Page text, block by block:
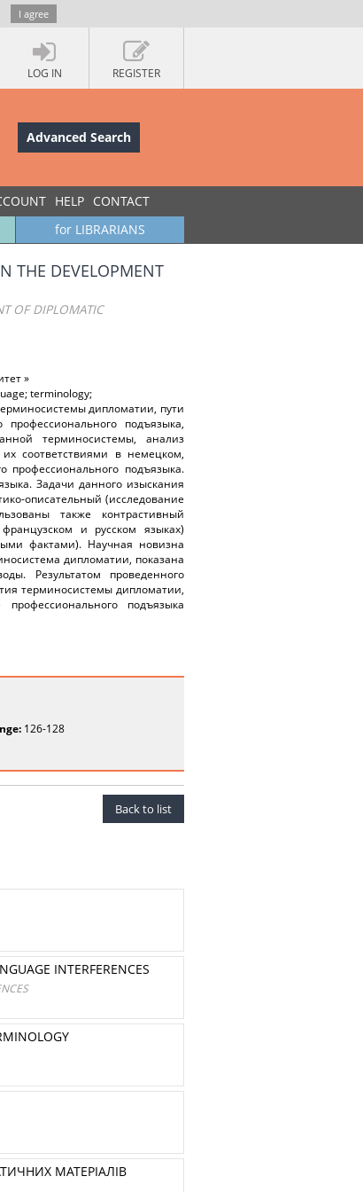
I agree
LOG IN REGISTER
Advanced Search
HELP CONTACT
for LIBRARIANS
THE DEVELOPMENT
OF DIPLOMATIC
»
terminology;
дипломатии, пути
подъязыка,
терминосистемы, анализ
соответствиями в немецком,
профессионального подъязыка.
Задачи данного изыскания
описательный (исследование
также контрастивный
и русском языках)
фактами). Научная новизна
дипломатии, показана
Результатом проведенного
терминосистемы дипломатии,
подъязыка
126-128
Back to list
INTERFERENCES
МАТЕРІАЛІВ